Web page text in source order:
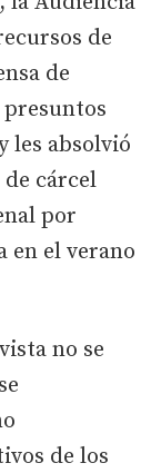
de
de
presuntos
les absolvió
de cárcel
por
en el verano
no se
de los